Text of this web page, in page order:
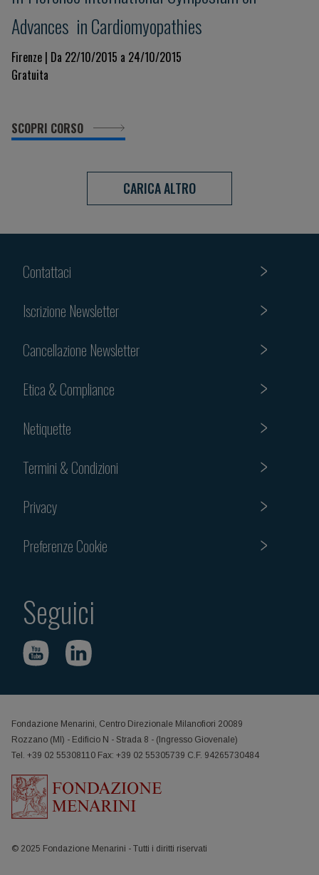
Advances in Cardiomyopathies
Firenze | Da 22/10/2015 a 24/10/2015
Gratuita
SCOPRI CORSO
CARICA ALTRO
Contattaci
Iscrizione Newsletter
Cancellazione Newsletter
Etica & Compliance
Netiquette
Termini & Condizioni
Privacy
Preferenze Cookie
Seguici
Fondazione Menarini, Centro Direzionale Milanofiori 20089
Rozzano (MI) - Edificio N - Strada 8 - (Ingresso Giovenale)
Tel. +39 02 55308110 Fax: +39 02 55305739 C.F. 94265730484
© 2025 Fondazione Menarini - Tutti i diritti riservati